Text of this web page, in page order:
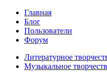
Главная
Блог
Пользователи
Форум
Литературное
Музыкальное